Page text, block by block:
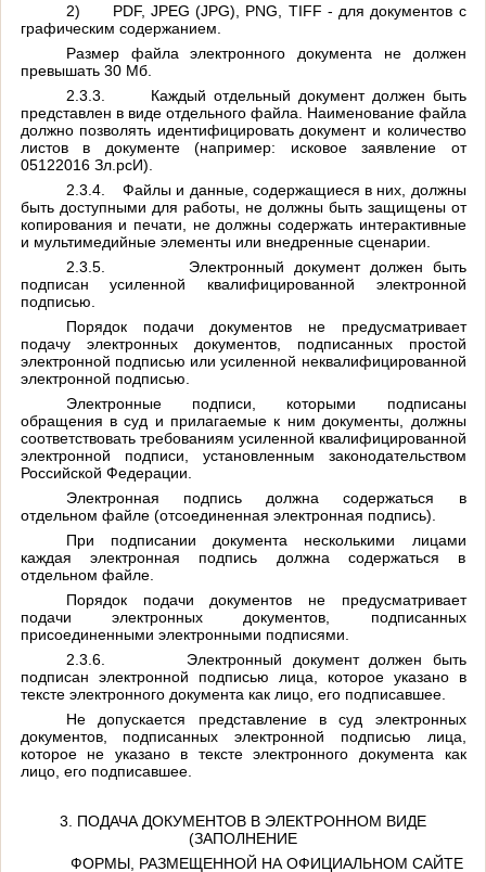
2)
PDF, JPEG (JPG), PNG TIFF - для документов с
графическим содержанием.
Размер файла электронного документа не должен
превышать 30 Мб.
2.3.3.
Каждый отдельный документ должен быть
представлен в виде отдельного файла. Наименование файла
должно позволять идентифицировать документ и количество
листов в документе (например: исковое заявление от
05122016 Зл.рсИ).
2.3.4.
Файлы и данные, содержащиеся в них, должны
быть доступными для работы, не должны быть защищены от
копирования и печати, не должны содержать интерактивные
и мультимедийные элементы или внедренные сценарии.
2.3.5.
Электронный документ должен быть
подписан усиленной квалифицированной электронной
подписью.
Порядок подачи документов не предусматривает
подачу электронных документов, подписанных простой
электронной подписью или усиленной неквалифицированной
электронной подписью.
Электронные подписи, которыми подписаны
обращения в суд и прилагаемые к ним документы, должны
соответствовать требованиям усиленной квалифицированной
электронной подписи, установленным законодательством
Российской Федерации.
Электронная подпись должна содержаться в
отдельном файле (отсоединенная электронная подпись).
При подписании документа несколькими лицами
каждая электронная подпись должна содержаться в
отдельном файле.
Порядок подачи документов не предусматривает
подачи электронных документов, подписанных
присоединенными электронными подписями.
2.3.6.
Электронный документ должен быть
подписан электронной подписью лица, которое указано в
тексте электронного документа как лицо, его подписавшее.
Не допускается представление в суд электронных
документов, подписанных электронной подписью лица,
которое не указано в тексте электронного документа как
лицо, его подписавшее.
3. ПОДАЧА ДОКУМЕНТОВ В ЭЛЕКТРОННОМ ВИДЕ
(ЗАПОЛНЕНИЕ
ФОРМЫ, РАЗМЕЩЕННОЙ НА ОФИЦИАЛЬНОМ САЙТЕ